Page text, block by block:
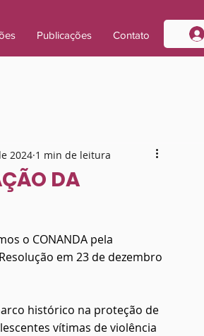
Publicações Contato
DA
2024 1 min de leitura
o CONANDA pela
em 23 de dezembro
histórico na proteção de
vítimas de violência